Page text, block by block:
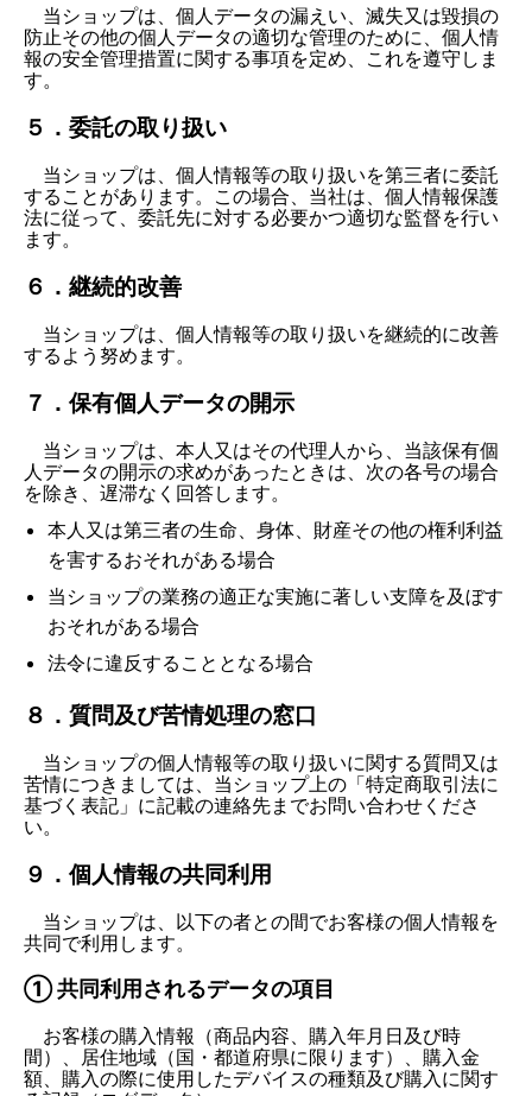
当ショップは、個人データの漏えい、滅失又は毀損の
防止その他の個人データの適切な管理のために、個人情
報の安全管理措置に関する事項を定め、これを遵守しま
す。
５．委託の取り扱い
当ショップは、個人情報等の取り扱いを第三者に委託
することがあります。この場合、当社は、個人情報保護
法に従って、委託先に対する必要かつ適切な監督を行い
ます。
６．継続的改善
当ショップは、個人情報等の取り扱いを継続的に改善
するよう努めます。
７．保有個人データの開示
当ショップは、本人又はその代理人から、当該保有個
人データの開示の求めがあったときは、次の各号の場合
を除き、遅滞なく回答します。
本人又は第三者の生命、身体、財産その他の権利利益
を害するおそれがある場合
当ショップの業務の適正な実施に著しい支障を及ぼす
おそれがある場合
法令に違反することとなる場合
８．質問及び苦情処理の窓口
当ショップの個人情報等の取り扱いに関する質問又は
苦情につきましては、当ショップ上の「特定商取引法に
基づく表記」に記載の連絡先までお問い合わせくださ
い。
９．個人情報の共同利用
当ショップは、以下の者との間でお客様の個人情報を
共同で利用します。
① 共同利用されるデータの項目
お客様の購入情報（商品内容、購入年月日及び時
間）、居住地域（国・都道府県に限ります）、購入金
額、購入の際に使用したデバイスの種類及び購入に関す